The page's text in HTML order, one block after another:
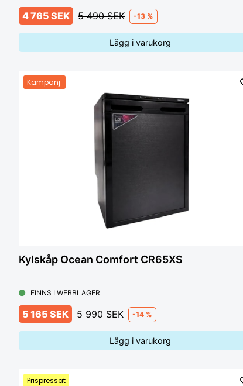
4 765 SEK 5 490 SEK -13 %
Lägg i varukorg
Kampanj
Kylskåp Ocean Comfort CR65XS
FINNS I WEBBLAGER
5 165 SEK 5 990 SEK -14 %
Lägg i varukorg
Prispressat